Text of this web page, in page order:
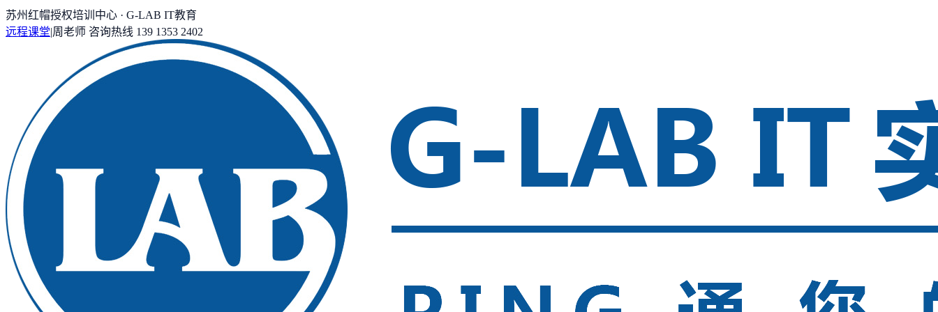
苏州红帽授权培训中心 · G-LAB IT教育
远程课堂|周老师 咨询热线 139 1353 2402